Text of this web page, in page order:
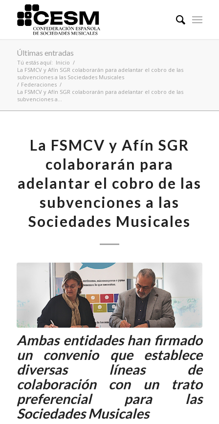
Últimas entradas
Tú estás aquí: Inicio /
La FSMCV y Afín SGR colaborarán para adelantar el cobro de las
subvenciones a las Sociedades Musicales
/ Federaciones /
La FSMCV y Afín SGR colaborarán para adelantar el cobro de las
subvenciones a...
La FSMCV y Afín SGR
colaborarán para
adelantar el cobro de las
subvenciones a las
Sociedades Musicales
Ambas entidades han firmado
un convenio que establece
diversas líneas de
colaboración con un trato
preferencial para las
Sociedades Musicales